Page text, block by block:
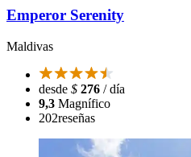
Emperor Serenity
Maldivas
desde $ 276 / día
9,3 Magnífico
202reseñas